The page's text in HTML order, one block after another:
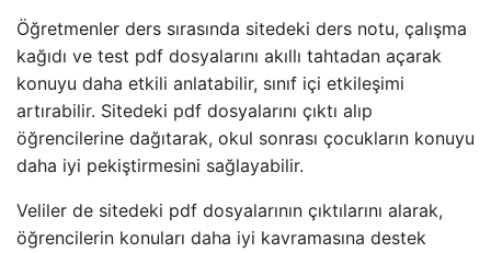
Öğretmenler ders sırasında sitedeki ders notu, çalışma
kağıdı ve test pdf dosyalarını akıllı tahtadan açarak
konuyu daha etkili anlatabilir, sınıf içi etkileşimi
artırabilir. Sitedeki pdf dosyalarını çıktı alıp
öğrencilerine dağıtarak, okul sonrası çocukların konuyu
daha iyi pekiştirmesini sağlayabilir.
Veliler de sitedeki pdf dosyalarının çıktılarını alarak,
öğrencilerin konuları daha iyi kavramasına destek